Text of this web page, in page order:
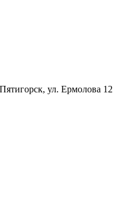
ул. Ермолова 12